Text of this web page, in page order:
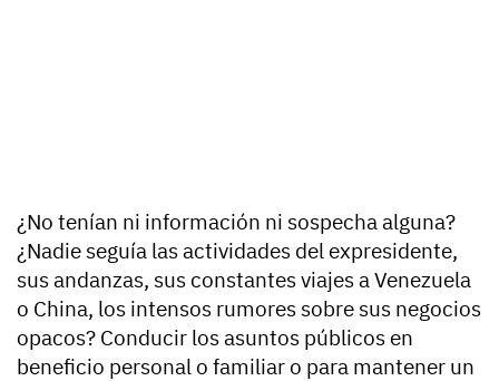
¿No tenían ni información ni sospecha alguna?
¿Nadie seguía las actividades del expresidente,
sus andanzas, sus constantes viajes a Venezuela
o China, los intensos rumores sobre sus negocios
opacos? Conducir los asuntos públicos en
beneficio personal o familiar o para mantener un